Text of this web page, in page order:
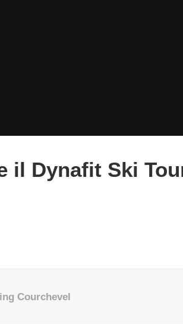
il Dynafit Ski
Courchevel